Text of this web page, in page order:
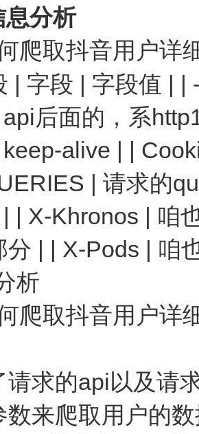
息分析
| 字段 | 字段值 | |
后面的，系
alive | |
| 请求的
| X-Khronos | 咱
分 | | X-Pods | 咱
析
请求的api以及请
数来爬取用户的